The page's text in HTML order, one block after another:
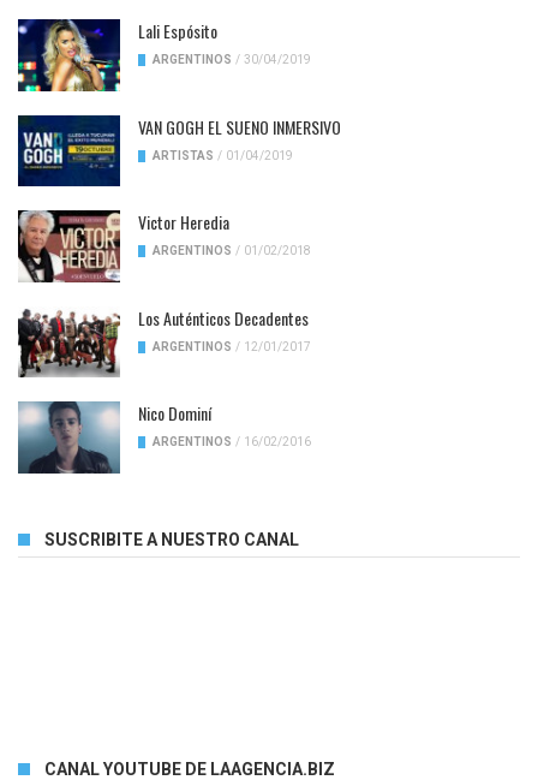
Lali Espósito
ARGENTINOS / 30/04/2019
VAN GOGH EL SUENO INMERSIVO
ARTISTAS / 01/04/2019
Victor Heredia
ARGENTINOS / 01/02/2018
Los Auténticos Decadentes
ARGENTINOS / 12/01/2017
Nico Dominí
ARGENTINOS / 16/02/2016
SUSCRIBITE A NUESTRO CANAL
CANAL YOUTUBE DE LAAGENCIA.BIZ